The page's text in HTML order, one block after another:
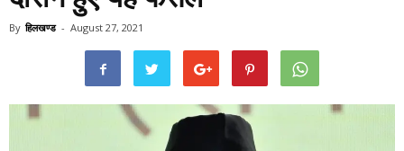
By हिलखण्ड - August 27, 2021